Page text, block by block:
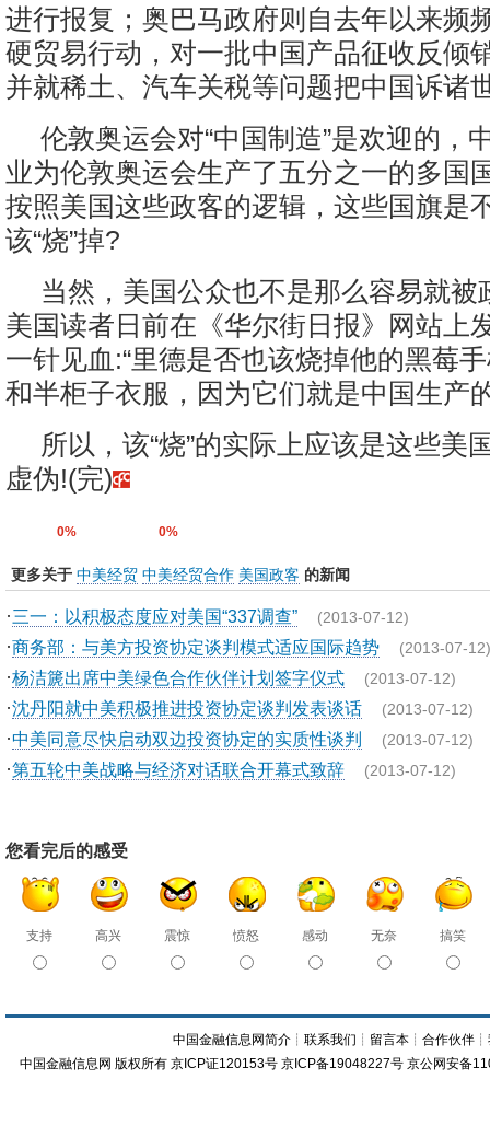
进行报复；奥巴马政府则自去年以来频
硬贸易行动，对一批中国产品征收反倾
并就稀土、汽车关税等问题把中国诉诸
伦敦奥运会对“中国制造”是欢迎的，
业为伦敦奥运会生产了五分之一的多国
按照美国这些政客的逻辑，这些国旗是
该“烧”掉?
当然，美国公众也不是那么容易就被
美国读者日前在《华尔街日报》网站上
一针见血:“里德是否也该烧掉他的黑莓
和半柜子衣服，因为它们就是中国生产
所以，该“烧”的实际上应该是这些美
虚伪!(完)
0% 0%
更多关于 中美经贸 中美经贸合作 美国政客 的新闻
·三一：以积极态度应对美国“337调查” (2013-07-12)
·商务部：与美方投资协定谈判模式适应国际趋势 (2013-07-12)
·杨洁篪出席中美绿色合作伙伴计划签字仪式 (2013-07-12)
·沈丹阳就中美积极推进投资协定谈判发表谈话 (2013-07-12)
·中美同意尽快启动双边投资协定的实质性谈判 (2013-07-12)
·第五轮中美战略与经济对话联合开幕式致辞 (2013-07-12)
您看完后的感受
支持 高兴 震惊 愤怒 感动 无奈 搞笑
中国金融信息网简介 ┊联系我们 ┊ 留言本 ┊合作伙伴 ┊
中国金融信息网 版权所有 京ICP证120153号 京ICP备19048227号 京公网安备